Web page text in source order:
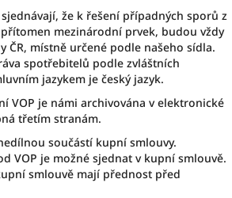
že k řešení případných sporů z
mezinárodní prvek, budou vždy
ČR, místně určené podle našeho sídla.
spotřebitelů podle zvláštních
jazykem je český jazyk.
VOP je námi archivována v elektronické
třetím stranám.
součástí kupní smlouvy.
VOP je možné sjednat v kupní smlouvě.
smlouvě mají přednost před